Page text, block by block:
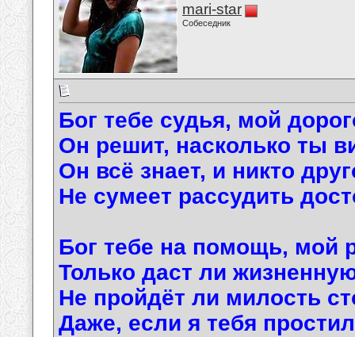
mari-star
Собеседник
Бог тебе судья, мой
Он решит, насколько ты
Он всё знает, и никто
Не сумеет рассудить
Бог тебе на помощь, мой
Только даст ли
Не пройдёт ли милость
Даже, если я тебя